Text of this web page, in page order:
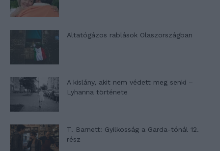
Altatógázos rablások Olaszországban
A kislány, akit nem védett meg senki –
Lyhanna története
T. Barnett: Gyilkosság a Garda-tónál 12.
rész